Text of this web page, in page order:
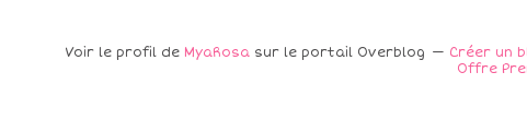
Voir le profil de MyaRosasur le portail Overblog Créer un
Offre